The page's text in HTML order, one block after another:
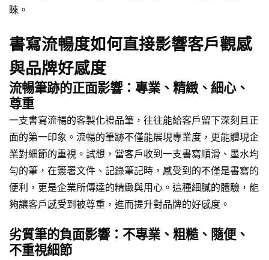
睞。
書寫流暢度如何直接影響客戶觀感
與品牌好感度
流暢筆跡的正面影響：專業、精緻、細心、
尊重
一支書寫流暢的客製化禮品筆，往往能給客戶留下深刻且正
面的第一印象。流暢的筆跡不僅能展現專業度，更能體現企
業對細節的重視。試想，當客戶收到一支書寫順滑、墨水均
勻的筆，在簽署文件、記錄筆記時，感受到的不僅是書寫的
便利，更是企業所傳達的精緻與用心。這種細膩的體驗，能
夠讓客戶感受到被尊重，進而提升對品牌的好感度。
劣質筆的負面影響：不專業、粗糙、隨便、
不重視細節